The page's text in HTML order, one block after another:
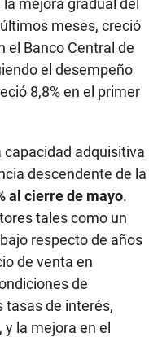
meses, creció
el Banco Central de
el desempeño
8,8% en el primer
capacidad adquisitiva
descendente de la
al cierre de mayo.
tales como un
respecto de años
de venta en
de
de interés,
la mejora en el